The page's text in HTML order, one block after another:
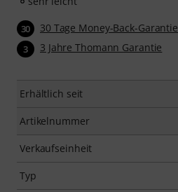
30 30 Tage Money-Back-Garantie
3 3 Jahre Thomann Garantie
Erhältlich seit
Artikelnummer
Verkaufseinheit
Typ